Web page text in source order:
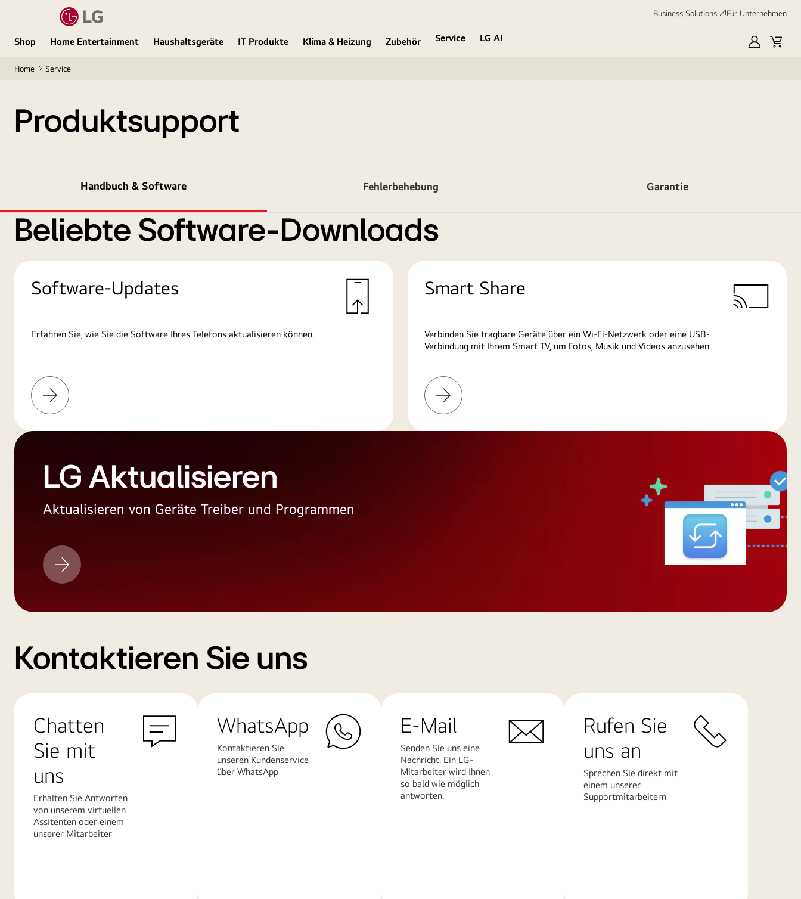
Business Solutions Für Unternehmen
Shop Home Entertainment Haushaltsgeräte IT Produkte Klima & Heizung Zubehör Service
LG AI
MyLGCart
Home Service
Produktsupport
Handbuch & Software Fehlerbehebung Garantie
Beliebte Software-Downloads
Software-Updates
Erfahren Sie, wie Sie die Software Ihres Telefons aktualisieren können.
Weitere
Informationen
Smart Share
Verbinden Sie tragbare Geräte über ein Wi-Fi-Netzwerk oder eine USB-
Verbindung mit Ihrem Smart TV, um Fotos, Musik und Videos anzusehen.
Weitere
Informationen
LG Aktualisieren
Aktualisieren von Geräte Treiber und Programmen
LG
Aktualisieren
Kontaktieren Sie uns
Chatten
Sie mit
uns
Erhalten Sie Antworten
von unserem virtuellen
Assitenten oder einem
unserer Mitarbeiter
WhatsApp
Kontaktieren Sie
unseren Kundenservice
über WhatsApp
E-Mail
Senden Sie uns eine
Nachricht. Ein LG-
Mitarbeiter wird Ihnen
so bald wie möglich
antworten.
Rufen Sie
uns an
Sprechen Sie direkt mit
einem unserer
Supportmitarbeitern